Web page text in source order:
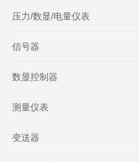
压力/数显/电量仪表
信号器
数显控制器
测量仪表
变送器